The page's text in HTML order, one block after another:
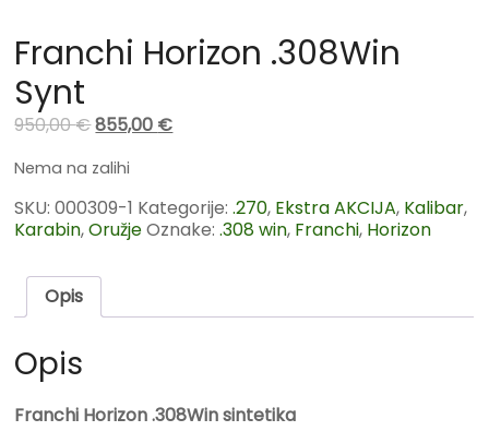
Franchi Horizon .308Win
Synt
950,00€855,00 €
Nema na zalihi
SKU:000309-1 Kategorije:.270, Ekstra AKCIJA, Kalibar,
Karabin,OružjeOznake:.308 win, Franchi, Horizon
Opis
Opis
Franchi Horizon .308Win sintetika